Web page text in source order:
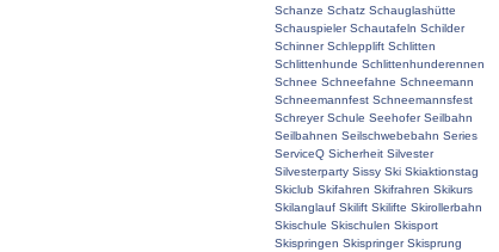
Schanze Schatz Schauglashütte
Schauspieler Schautafeln Schilder
Schinner Schlepplift Schlitten
Schlittenhunde Schlittenhunderennen
Schnee Schneefahne Schneemann
Schneemannfest Schneemannsfest
Schreyer Schule Seehofer Seilbahn
Seilbahnen Seilschwebebahn Series
ServiceQ Sicherheit Silvester
Silvesterparty Sissy Ski Skiaktionstag
Skiclub Skifahren Skifrahren Skikurs
Skilanglauf Skilift Skilifte Skirollerbahn
Skischule Skischulen Skisport
Skispringen Skispringer Skisprung